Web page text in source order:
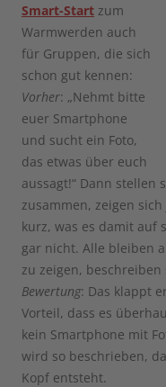
Smart-Start zum
Warmwerden auch
für Gruppen, die sich
schon gut kennen:
Vorher: „Nehmt bitte
euer Smartphone
und sucht ein Foto,
das etwas über euch
aussagt!“ Dann
zusammen, zeigen
kurz, was es damit auf
gar nicht. Alle bleiben
zu zeigen,
Bewertung: Das klappt
Vorteil, dass es
kein Smartphone mit
wird so beschrieben,
Kopf entsteht.